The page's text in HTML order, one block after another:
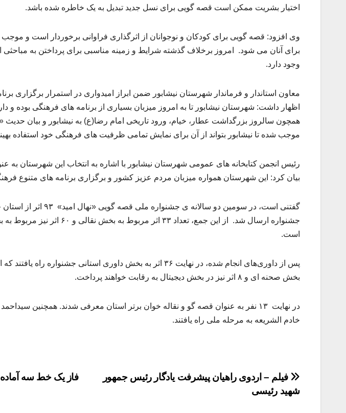
اختیار بشریت ممکن است قصه گویی برای نسل جدید تبدیل به یک خاطره شده باشد.
وی افزود: قصه گویی برای کودکان و نوجوانان از اثرگذاری فراوانی برخوردار است و موجب
برای آنان می شود. امروز برخلاف گذشته شرایط و زمینه مناسبی برای پرداختن به مباحثی
وجود دارد.
معاون استاندار و فرماندار شهرستان نیشابور ضمن ابراز امیدواری در استمرار برگزاری
اظهار داشت: شهرستان نیشابور تا به امروز میزبان بسیاری از برنامه های فرهنگی بوده و
همچون سالروز بزرگداشت عطار، خیام، ورود تاریخی امام رضا(ع) به نیشابور و بیان
موجب شده تا نیشابور بتواند از آن برای نمایش تمامی ظرفیت های فرهنگی خود استفاده
بیان کرد: این شهرستان همواره میزبان مردم عزیز کشور و برگزاری برنامه های متنوع
گفتنی است، در سومین دو
جشنواره ارسال شد. از این جمع، تعداد
است.
بخش صحنه ای و ۸ اثر نیز در بخش دیجیتال به رقابت خواهند پرداخت.
در نهایت ۱۳ نفر به عنوان قصه گو و نقاله خوان برتر استان معرفی شدند. همچنین
خادم الشریعه به مرحله ملی راه یافتند.
راهبری
نوشته
فاز یک خط سه
فیلم – اردوی راهیان پیشرفت یادگار رئیس جمهور
شهید رئیسی